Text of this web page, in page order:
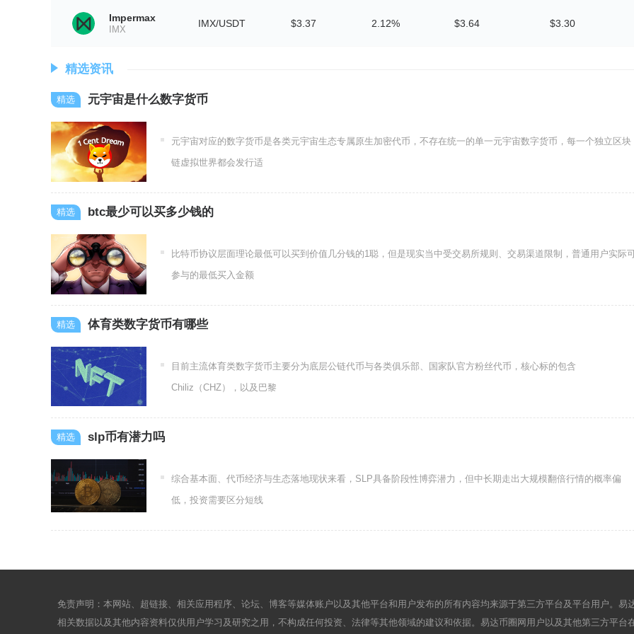
Impermax
IMX
IMX/USDT $3.37 2.12% $3.64 $3.30
精选资讯
元宇宙是什么数字货币
元宇宙对应的数字货币是各类元宇宙生态专属原生加密代币，不存在统一的单一元宇宙数字货币，每一个独立区块
链虚拟世界都会发行适
btc最少可以买多少钱的
比特币协议层面理论最低可以买到价值几分钱的1聪，但是现实当中受交易所规则、交易渠道限制，普通用户实际
参与的最低买入金额
体育类数字货币有哪些
目前主流体育类数字货币主要分为底层公链代币与各类俱乐部、国家队官方粉丝代币，核心标的包含
Chiliz（CHZ），以及巴黎
slp币有潜力吗
综合基本面、代币经济与生态落地现状来看，SLP具备阶段性博弈潜力，但中长期走出大规模翻倍行情的概率偏
低，投资需要区分短线
免责声明：本网站、超链接、相关应用程序、论坛、博客等媒体账户以及其他平台和用户发布的所有内容均来源于第三方平台及平台用户。
相关数据以及其他内容资料仅供用户学习及研究之用，不构成任何投资、法律等其他领域的建议和依据。易达币圈网用户以及其他第三方平